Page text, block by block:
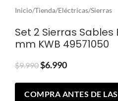
Inicio/Tienda/Eléctricas/Sierras
Set 2 Sierras Sables
mm KWB 49571050
$9.990$6.990
COMPRA ANTES DE